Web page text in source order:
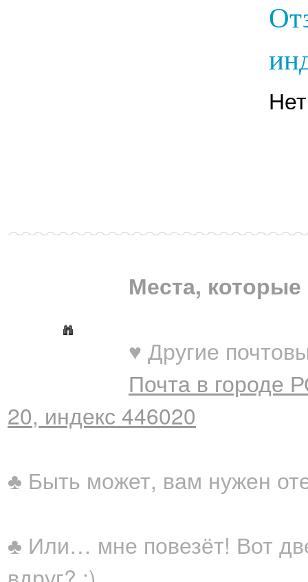
Места, которые
♥ Другие
Почта в городе
20, индекс 446020
♣ Быть может, вам нужен
♣ Или… мне повезёт! Вот